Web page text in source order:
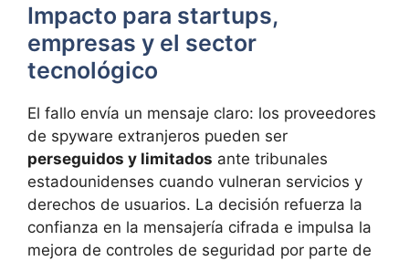
Impacto para startups,
empresas y el sector
tecnológico
El fallo envía un mensaje claro: los proveedores
de spyware extranjeros pueden ser
perseguidos y limitados ante tribunales
estadounidenses cuando vulneran servicios y
derechos de usuarios. La decisión refuerza la
confianza en la mensajería cifrada e impulsa la
mejora de controles de seguridad por parte de